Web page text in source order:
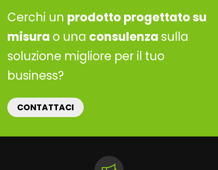
Cerchi un prodotto progettato su
misura o una consulenza sulla
soluzione migliore per il tuo
business?
CONTATTACI